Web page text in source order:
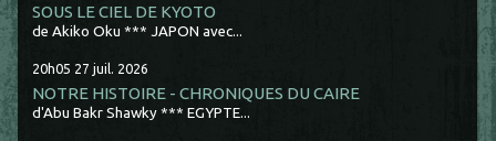
SOUS LE CIEL DE KYOTO
de Akiko Oku *** JAPON avec...
20h05 27 juil. 2026
NOTRE HISTOIRE - CHRONIQUES DU CAIRE
d'Abu Bakr Shawky *** EGYPTE...